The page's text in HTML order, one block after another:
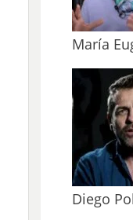
María
Diego Pol